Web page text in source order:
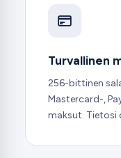
Turvallinen
256-bittinen
Mastercard-,
maksut. Tietosi